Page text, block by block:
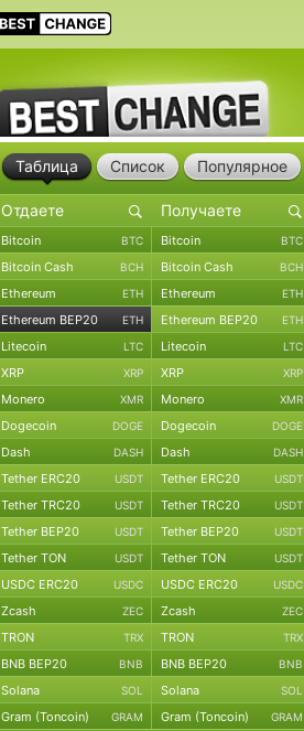
Таблица Список Популярное
Bitcoin BTC Bitcoin BTC
Bitcoin Cash BCH Bitcoin Cash BCH
Ethereum ETH Ethereum ETH
Ethereum BEP20 ETH Ethereum BEP20 ETH
Litecoin LTC Litecoin LTC
XRP XRP XRP XRP
Monero XMR Monero XMR
Dogecoin DOGE Dogecoin DOGE
Dash DASH Dash DASH
Tether ERC20 USDT Tether ERC20 USDT
Tether TRC20 USDT Tether TRC20 USDT
Tether BEP20 USDT Tether BEP20 USDT
Tether TON USDT Tether TON USDT
USDC ERC20 USDC USDC ERC20 USDC
Zcash ZEC Zcash ZEC
TRON TRX TRON TRX
BNB BEP20 BNB BNB BEP20 BNB
Solana SOL Solana SOL
Gram (Toncoin) GRAM Gram (Toncoin) GRAM